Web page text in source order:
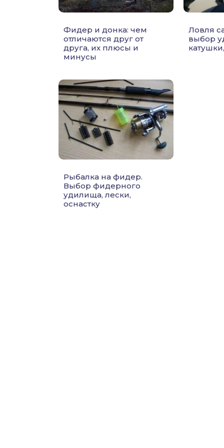
Фидер и донка: чем
отличаются друг от
друга, их плюсы и
минусы
Ловля
выбор
Рыбалка на фидер.
Выбор фидерного
удилища, лески,
оснастку